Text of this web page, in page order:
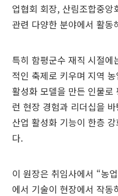
업협회 회장, 산림조합중앙
관련 다양한 분야에서 활동
특히 함평군수 재직 시절에
적인 축제로 키우며 지역
활성화 모델을 만든 인물로
런 현장 경험과 리더십을
산업 활성화 기능이 한층
다.
이 원장은 취임사에서 “농
에서 기술이 현장에서 작동